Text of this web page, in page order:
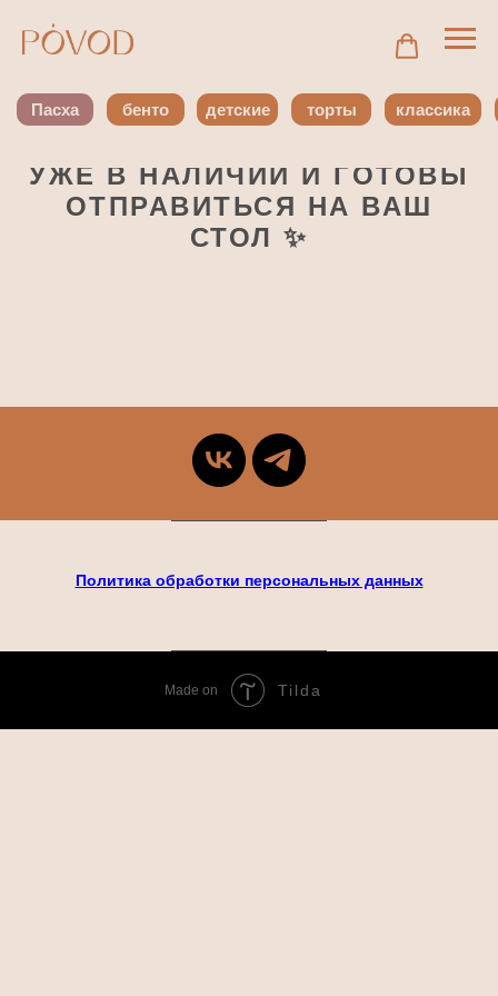
бенто
Пасха торты классика
детские с
УЖЕ В НАЛИЧИИ И ГОТОВЫ
ОТПРАВИТЬСЯ НА ВАШ
СТОЛ ✨
Политика обработки персональных данных
Made on Tilda